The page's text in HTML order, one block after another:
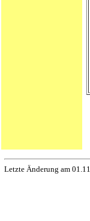
Letzte Änderung am